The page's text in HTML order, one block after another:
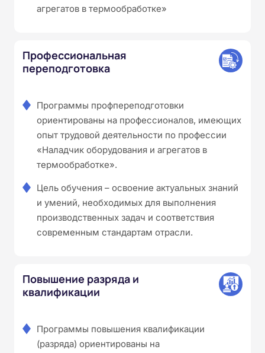
агрегатов в термообработке»
Профессиональная
переподготовка
Программы профпереподготовки
ориентированы на профессионалов, имеющих
опыт трудовой деятельности по профессии
«Наладчик оборудования и агрегатов в
термообработке».
Цель обучения – освоение актуальных знаний
и умений, необходимых для выполнения
производственных задач и соответствия
современным стандартам отрасли.
Повышение разряда и
квалификации
Программы повышения квалификации
(разряда) ориентированы на